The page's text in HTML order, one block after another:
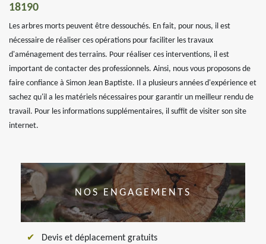
18190
Les arbres morts peuvent être dessouchés. En fait, pour nous, il est
nécessaire de réaliser ces opérations pour faciliter les travaux
d'aménagement des terrains. Pour réaliser ces interventions, il est
important de contacter des professionnels. Ainsi, nous vous proposons de
faire confiance à Simon Jean Baptiste. Il a plusieurs années d'expérience et
sachez qu'il a les matériels nécessaires pour garantir un meilleur rendu de
travail. Pour les informations supplémentaires, il suffit de visiter son site
internet.
NOS ENGAGEMENTS
Devis et déplacement gratuits